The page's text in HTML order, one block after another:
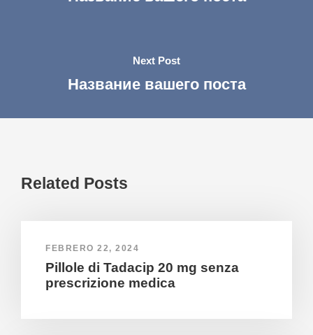
Next Post
Название вашего поста
Related Posts
FEBRERO 22, 2024
Pillole di Tadacip 20 mg senza
prescrizione medica